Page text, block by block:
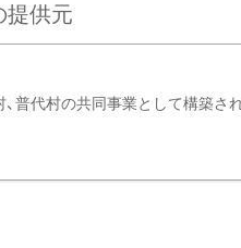
提供元
普代村の共同事業として構築さ